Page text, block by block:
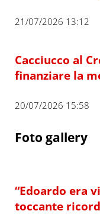
21/07/2026 13:12
Cacciucco al
finanziare la
20/07/2026 15:58
Foto gallery
“Edoardo era
toccante